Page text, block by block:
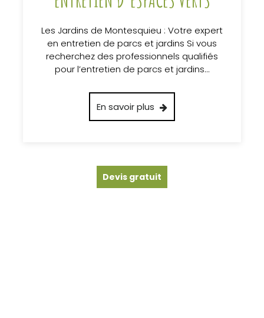
Les Jardins de Montesquieu : Votre expert
en entretien de parcs et jardins Si vous
recherchez des professionnels qualifiés
pour l’entretien de parcs et jardins…
En savoir plus
Devis gratuit